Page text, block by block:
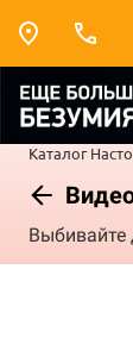
Каталог
Выбивайте